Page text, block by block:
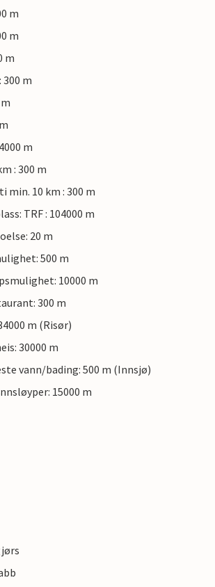
m
m
m
m
m
: 300 m
min. 10 km : 300 m
TRF : 104000 m
20 m
500 m
10000 m
300 m
m (Risør)
30000 m
vann/bading: 500 m (Innsjø)
15000 m